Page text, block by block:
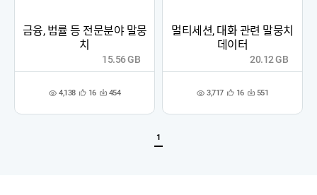
금융, 법률 등 전문분야 말뭉
치
조 4,138 관
록
16 다 454
15.56 GB
멀티세션, 대화 관련 말뭉치
데이터
조 3,717 관
록
16 다 551
20.12 GB
1